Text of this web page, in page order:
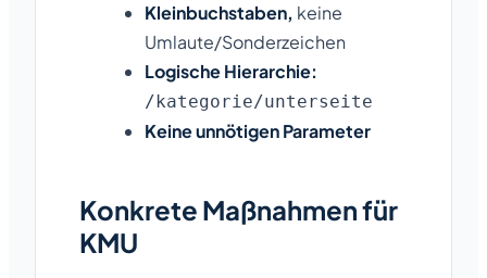
Kleinbuchstaben, keine
Umlaute/Sonderzeichen
Logische Hierarchie:
/kategorie/unterseite
Keine unnötigen Parameter
Konkrete Maßnahmen für
KMU